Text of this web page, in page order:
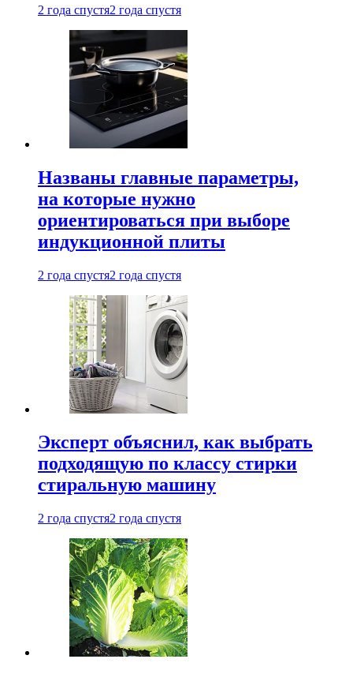
2 года спустя2 года спустя
Названы главные параметры,
на которые нужно
ориентироваться при выборе
индукционной плиты
2 года спустя2 года спустя
Эксперт объяснил, как выбрать
подходящую по классу стирки
стиральную машину
2 года спустя2 года спустя